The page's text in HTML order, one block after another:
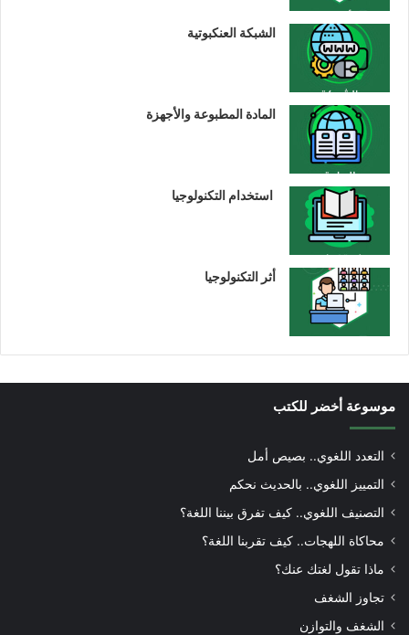
الشبكة العنكبوتية
المادة المطبوعة والأجهزة
استخدام التكنولوجيا
أثر التكنولوجيا
موسوعة أخضر للكتب
التعدد اللغوي.. بصيص أمل
التمييز اللغوي.. بالحديث نحكم
التصنيف اللغوي.. كيف تفرق بيننا اللغة؟
محاكاة اللهجات.. كيف تقربنا اللغة؟
ماذا تقول لغتك عنك؟
تجاوز الشغف
الشغف والتوازن